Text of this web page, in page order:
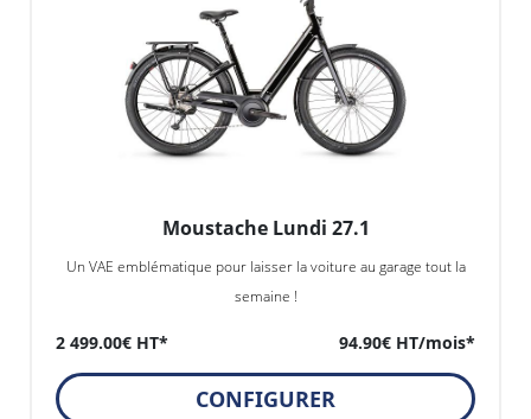
Moustache Lundi 27.1
Un VAE emblématique pour laisser la voiture au garage tout la
semaine !
2 499.00€ HT* 94.90€ HT/mois*
CONFIGURER